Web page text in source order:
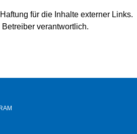
für die Inhalte externer Links.
verantwortlich.